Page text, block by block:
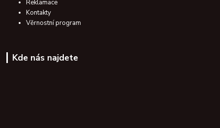
Reklamace
Kontakty
Věrnostní program
Kde nás najdete